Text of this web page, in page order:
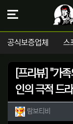
공식보증업체 스
[프리뷰] "가
인의 극적 드
작성자 정보
람보티비